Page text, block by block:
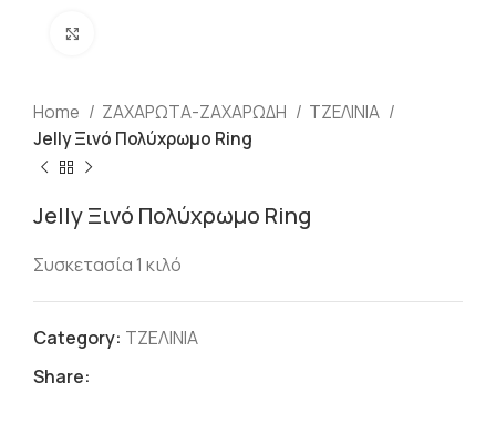
Home ΖΑΧΑΡΩΤΑ-ΖΑΧΑΡΩΔΗ
ΤΖΕΛΙΝΙΑ
Jelly Ξινό Πολύχρωμο Ring
Jelly Ξινό Πολύχρωμο Ring
Συσκετασία 1 κιλό
Category: ΤΖΕΛΙΝΙΑ
Share: